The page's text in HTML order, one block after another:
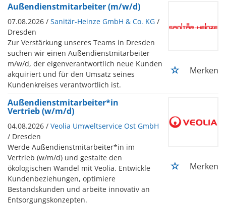
Außendienstmitarbeiter (m/w/d)
07.08.2026 / Sanitär-Heinze GmbH & Co. KG /
Dresden
Zur Verstärkung unseres Teams in Dresden
suchen wir einen Außendienstmitarbeiter
m/w/d, der eigenverantwortlich neue Kunden
akquiriert und für den Umsatz seines
Kundenkreises verantwortlich ist.
Merken
Außendienstmitarbeiter*in
Vertrieb (w/m/d)
04.08.2026 / Veolia Umweltservice Ost GmbH
/ Dresden
Werde Außendienstmitarbeiter*in im
Vertrieb (w/m/d) und gestalte den
ökologischen Wandel mit Veolia. Entwickle
Kundenbeziehungen, optimiere
Bestandskunden und arbeite innovativ an
Entsorgungskonzepten.
Merken